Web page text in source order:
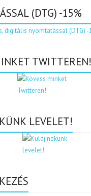
(DTG) -15%
TWITTEREN!
LEVELET!